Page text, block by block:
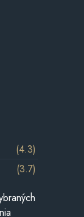
(4.3)
(3.7)